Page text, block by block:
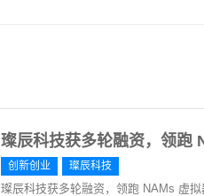
璨辰科技获多轮融资，领跑
创新创业 璨辰科技
璨辰科技获多轮融资，领跑 NAMs 虚